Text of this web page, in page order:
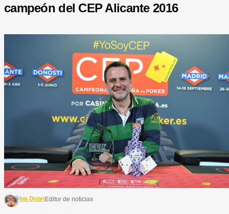
campeón del CEP Alicante 2016
Iva DozetEditor de noticias